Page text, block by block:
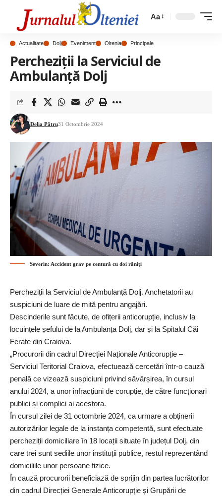
Aa
Actualitate Dolj Eveniment Oltenia Principale
Percheziții la Serviciul de
Ambulanță Dolj
Delia Pătru31 Octombrie 2024
Severin: Accident grav pe centură cu doi răniți
Percheziții la Serviciul de Ambulanță Dolj. Anchetatorii au
suspiciuni de luare de mită pentru angajări.
Descinderile sunt făcute, de ofițerii anticorupție, inclusiv la
locuințele șefului de la Ambulanța Dolj, dar și la Spitalul Căi
Ferate din Craiova.
„Procurorii din cadrul Direcției Naționale Anticorupție –
Serviciul Teritorial Craiova, efectuează cercetări într-o cauză
penală ce vizează suspiciuni privind săvârșirea, în cursul
anului 2024, a unor infracțiuni de corupție, de către funcționari
publici și complici ai acestora.
În cursul zilei de 31 octombrie 2024, ca urmare a obținerii
autorizărilor legale de la instanța competentă, sunt efectuate
percheziții domiciliare în 18 locații situate în județul Dolj, din
care trei sunt sediile unor instituții publice, restul reprezentând
domiciliile unor persoane fizice.
În cauză procurorii beneficiază de sprijin din partea lucrătorilor
din cadrul Direcției Generale Anticorupție și Grupării de